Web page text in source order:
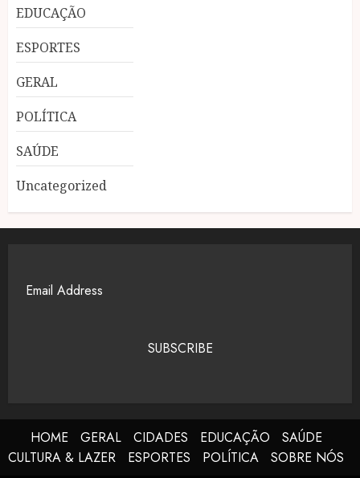
EDUCAÇÃO
ESPORTES
GERAL
POLÍTICA
SAÚDE
Uncategorized
SUBSCRIBE
HOME GERAL CIDADES EDUCAÇÃO
SAÚDE
CULTURA & LAZER
ESPORTES POLÍTICA SOBRE NÓS